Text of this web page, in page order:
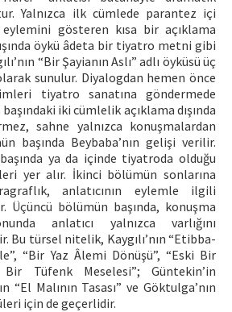
Yalnızca ilk cümlede parantez içi
gösteren kısa bir açıklama
öykü âdeta bir tiyatro metni gibi
“Bir Şayianın Aslı” adlı öyküsü üç
sunulur. Diyalogdan hemen önce
tiyatro sanatına göndermede
iki cümlelik açıklama dışında
sahne yalnızca konuşmalardan
başında Beybaba’nın gelişi verilir.
ya da içinde tiyatroda olduğu
yer alır. İkinci bölümün sonlarına
anlatıcının eylemle ilgili
Üçüncü bölümün başında, konuşma
anlatıcı yalnızca varlığını
Bu türsel nitelik, Kaygılı’nın “Etibba-
“Bir Yaz Âlemi Dönüşü”, “Eski Bir
Bir Tüfenk Meselesi”; Güntekin’in
“El Malının Tasası” ve Göktulga’nın
için de geçerlidir.